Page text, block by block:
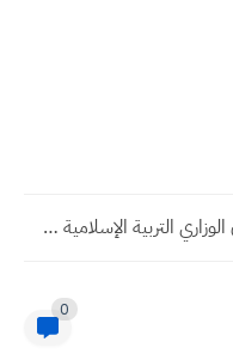
أسئلة امتحان الوزاري التربية الإسلامية 2024 للصف السادس الاعدادي الدور...
0